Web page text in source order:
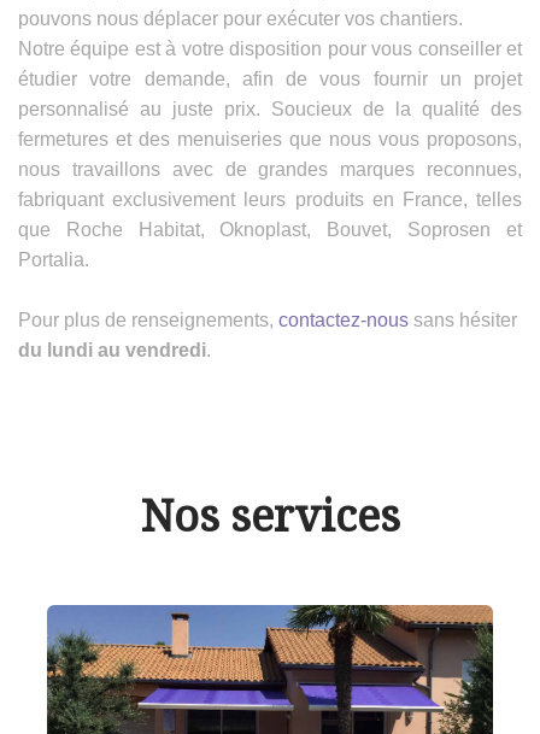
pouvons nous déplacer pour exécuter vos chantiers.
Notre équipe est à votre disposition pour vous conseiller et
étudier votre demande, afin de vous fournir un projet
personnalisé au juste prix. Soucieux de la qualité des
fermetures et des menuiseries que nous vous proposons,
nous travaillons avec de grandes marques reconnues,
fabriquant exclusivement leurs produits en France, telles
que Roche Habitat, Oknoplast, Bouvet, Soprosen et
Portalia.
Pour plus de renseignements, contactez-nous sans hésiter
du lundi au vendredi.
Nos services